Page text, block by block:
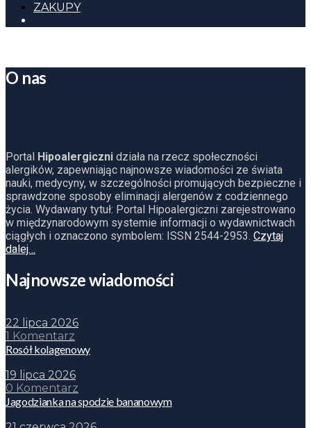
ZAKUPY
O nas
Portal Hipoalergiczni działa na rzecz społeczności
alergików, zapewniając najnowsze wiadomości ze świata
nauki, medycyny, w szczególności promujących bezpieczne i
sprawdzone sposoby eliminacji alergenów z codziennego
życia. Wydawany tytuł: Portal Hipoalergiczni zarejestrowano
w międzynarodowym systemie informacji o wydawnictwach
ciągłych i oznaczono symbolem: ISSN 2544-2953. Czytaj
dalej…
Najnowsze wiadomości
22 lipca 2026
1 Komentarz
Rosół kolagenowy
19 lipca 2026
0 Komentarz
Jagodzianka na spodzie bananowym